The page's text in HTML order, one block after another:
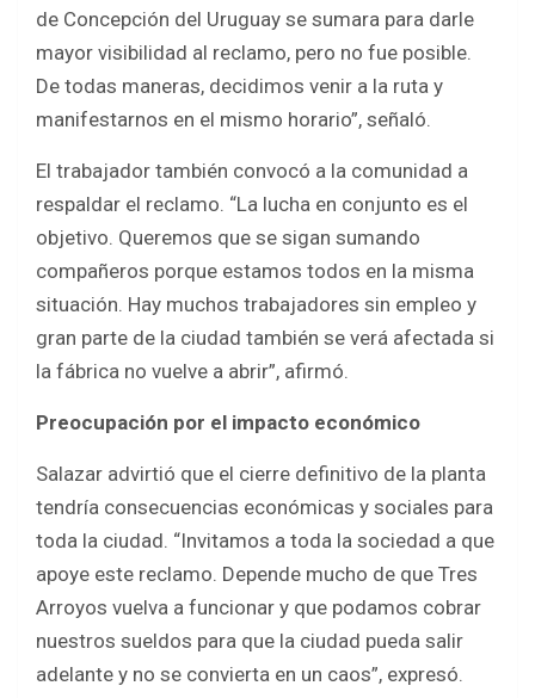
de Concepción del Uruguay se sumara para darle
mayor visibilidad al reclamo, pero no fue posible.
De todas maneras, decidimos venir a la ruta y
manifestarnos en el mismo horario”, señaló.
El trabajador también convocó a la comunidad a
respaldar el reclamo. “La lucha en conjunto es el
objetivo. Queremos que se sigan sumando
compañeros porque estamos todos en la misma
situación. Hay muchos trabajadores sin empleo y
gran parte de la ciudad también se verá afectada si
la fábrica no vuelve a abrir”, afirmó.
Preocupación por el impacto económico
Salazar advirtió que el cierre definitivo de la planta
tendría consecuencias económicas y sociales para
toda la ciudad. “Invitamos a toda la sociedad a que
apoye este reclamo. Depende mucho de que Tres
Arroyos vuelva a funcionar y que podamos cobrar
nuestros sueldos para que la ciudad pueda salir
adelante y no se convierta en un caos”, expresó.